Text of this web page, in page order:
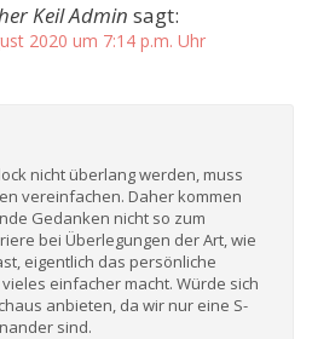
Keil Admin sagt:
2020 um 7:14 p.m. Uhr
nicht überlang werden, muss
vereinfachen. Daher kommen
Gedanken nicht so zum
bei Überlegungen der Art, wie
eigentlich das persönliche
einfacher macht. Würde sich
anbieten, da wir nur eine S-
sind.